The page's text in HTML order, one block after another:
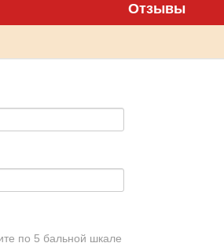
Отзывы
по 5 бальной шкале